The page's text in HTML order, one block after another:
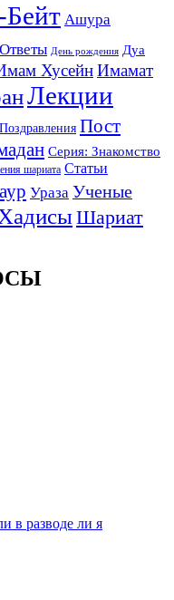
Ашура
День рождения Дуа
ХусейнИмамат
Лекции
Поздравления Пост
Серия: Знакомство
шариата Статьи
Ураза Ученые
Шариат
в разводе ли я